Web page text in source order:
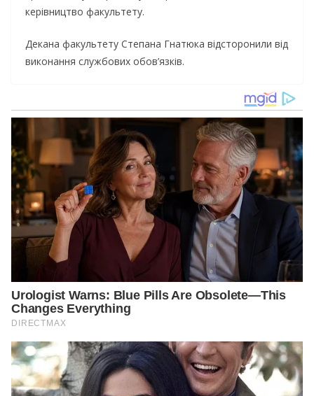
керівництво факультету.
Декана факультету Степана Гнатюка відсторонили від
виконання службових обов’язків.